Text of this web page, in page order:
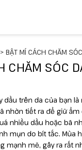
> BẬT MÍ CÁCH CHĂM
CHĂM SÓC
dầu trên da của bạn
nhờn tiết ra để giữ ẩm
nhiều dầu hoặc bã
mụn do bít tắc. Mùa
mạnh mẽ, gây ra rất